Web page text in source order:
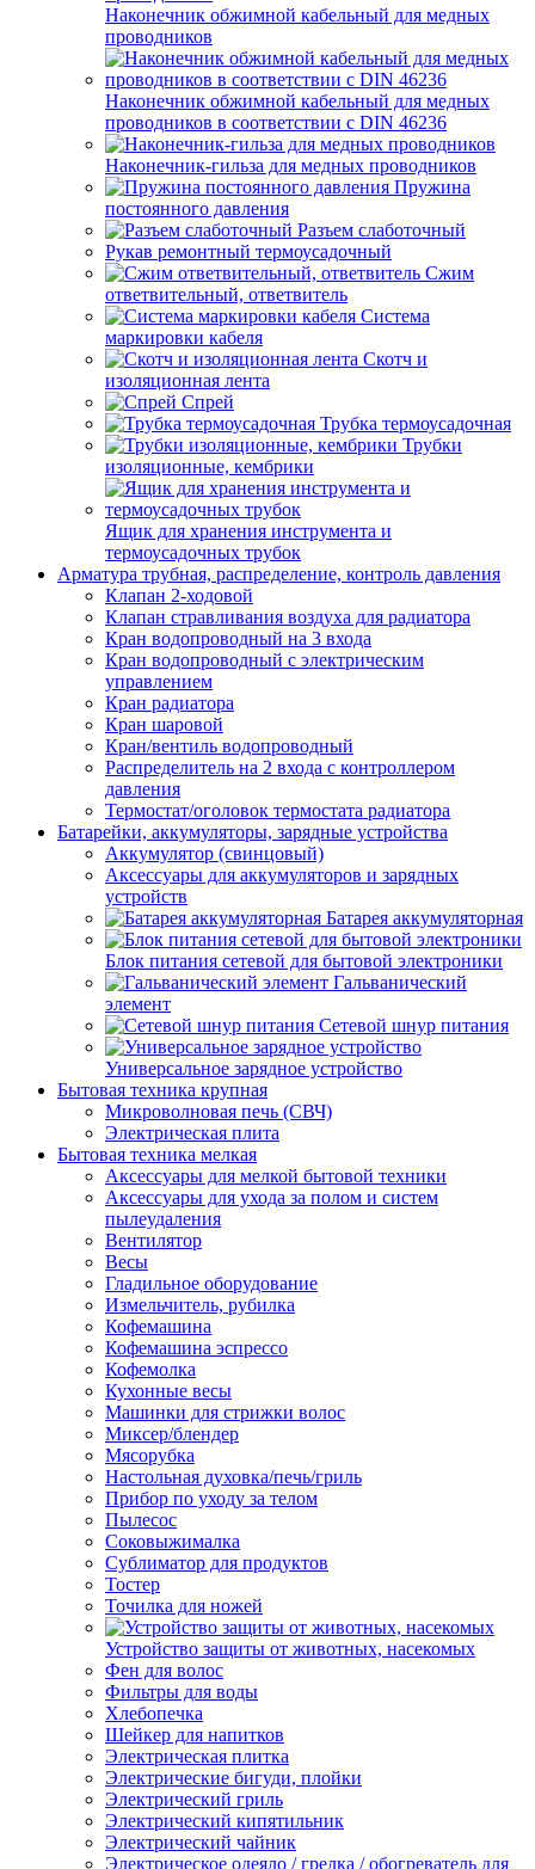
Наконечник обжимной кабельный для медных
проводников
Наконечник обжимной кабельный для медных
проводников в соответствии с DIN 46236
Наконечник-гильза для медных проводников
Пружина
постоянного давления
Разъем слаботочный
Рукав ремонтный термоусадочный
Сжим
ответвительный, ответвитель
Система
маркировки кабеля
Скотч и
изоляционная лента
Спрей
Трубка термоусадочная
Трубки
изоляционные, кембрики
Ящик для хранения инструмента и
термоусадочных трубок
Арматура трубная, распределение, контроль давления
Клапан 2-ходовой
Клапан стравливания воздуха для радиатора
Кран водопроводный на 3 входа
Кран водопроводный с электрическим
управлением
Кран радиатора
Кран шаровой
Кран/вентиль водопроводный
Распределитель на 2 входа с контроллером
давления
Термостат/оголовок термостата радиатора
Батарейки, аккумуляторы, зарядные устройства
Аккумулятор (свинцовый)
Аксессуары для аккумуляторов и зарядных
устройств
Батарея аккумуляторная
Блок питания сетевой для бытовой электроники
Гальванический
элемент
Сетевой шнур питания
Универсальное зарядное устройство
Бытовая техника крупная
Микроволновая печь (СВЧ)
Электрическая плита
Бытовая техника мелкая
Аксессуары для мелкой бытовой техники
Аксессуары для ухода за полом и систем
пылеудаления
Вентилятор
Весы
Гладильное оборудование
Измельчитель, рубилка
Кофемашина
Кофемашина эспрессо
Кофемолка
Кухонные весы
Машинки для стрижки волос
Миксер/блендер
Мясорубка
Настольная духовка/печь/гриль
Прибор по уходу за телом
Пылесос
Соковыжималка
Сублиматор для продуктов
Тостер
Точилка для ножей
Устройство защиты от животных, насекомых
Фен для волос
Фильтры для воды
Хлебопечка
Шейкер для напитков
Электрическая плитка
Электрические бигуди, плойки
Электрический гриль
Электрический кипятильник
Электрический чайник
Электрическое одеяло / грелка / обогреватель для